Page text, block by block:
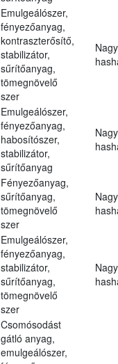
Emulgeálószer,
fényezőanyag,
kontraszterősítő,
stabilizátor,
sűrítőanyag,
tömegnövelő
szer
Emulgeálószer,
fényezőanyag,
habosítószer,
stabilizátor,
sűrítőanyag
Fényezőanyag,
sűrítőanyag,
tömegnövelő
szer
Emulgeálószer,
fényezőanyag,
stabilizátor,
sűrítőanyag,
tömegnövelő
szer
Csomósodást
gátló anyag,
emulgeálószer,